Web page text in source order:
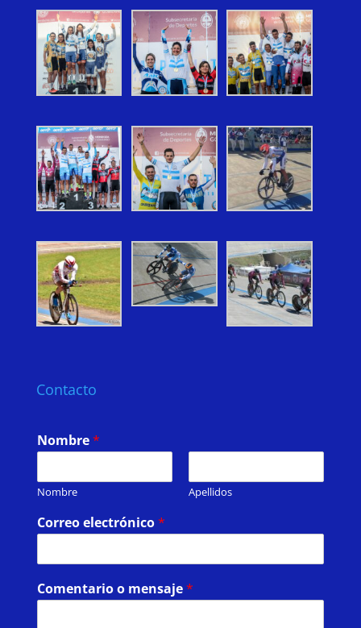
Contacto
Nombre*
Nombre Apellidos
Correo electrónico*
Comentario o mensaje*